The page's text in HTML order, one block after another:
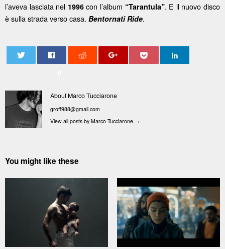
l’aveva lasciata nel 1996con l’album “Tarantula”. E il nuovo disco
è sulla strada verso casa. Bentornati Ride.
About Marco Tucciarone
groff988@gmail.com
View all posts by Marco Tucciarone →
You might like these